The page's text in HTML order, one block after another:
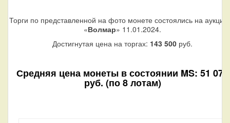
Торги по представленной на фото монете состоялись на
«Волмар» 11.01.2024.
Достигнутая цена на торгах: 143 500 руб.
Средняя цена монеты в состоянии MS: 51 070
руб. (по 8 лотам)